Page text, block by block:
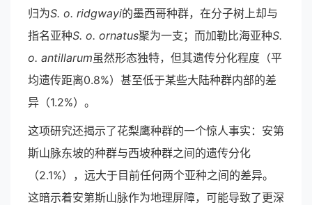
归为S. o. ridgwayi的墨西哥种群，在分子树上却与
指名亚种S. o. ornatus聚为一支；而加勒比海亚种S.
o. antillarum虽然形态独特，但其遗传分化程度（平
均遗传距离0.8%）甚至低于某些大陆种群内部的差
异（1.2%）。
这项研究还揭示了花梨鹰种群的一个惊人事实：安第
斯山脉东坡的种群与西坡种群之间的遗传分化
（2.1%），远大于目前任何两个亚种之间的差异。
这暗示着安第斯山脉作为地理屏障，可能导致了更深